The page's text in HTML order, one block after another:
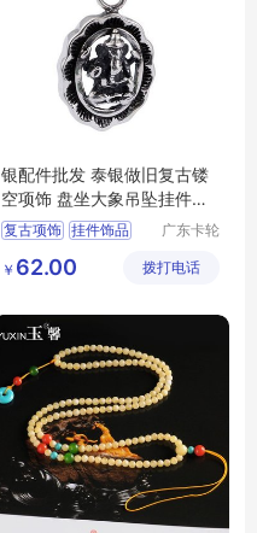
银配件批发 泰银做旧复古镂
空项饰 盘坐大象吊坠挂件饰
品直销
复古项饰 挂件饰品
复古镂空项饰
广东卡轮
公司
￥ 62.00 拨打电话